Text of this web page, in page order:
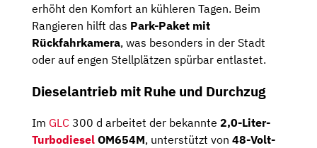
erhöht den Komfort an kühleren Tagen. Beim
Rangieren hilft das Park-Paket mit
Rückfahrkamera, was besonders in der Stadt
oder auf engen Stellplätzen spürbar entlastet.
Dieselantrieb mit Ruhe und Durchzug
Im GLC 300 d arbeitet der bekannte 2,0-Liter-
Turbodiesel OM654M, unterstützt von 48-Volt-